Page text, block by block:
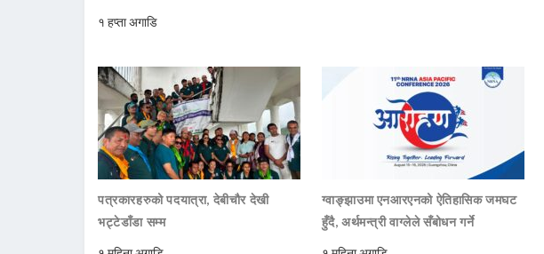
१ हप्ता अगाडि
पत्रकारहरुको पदयात्रा, देबीचौर देखी
भट्टेडाँडा सम्म
ग्वाङ्झाउमा एनआरएनको ऐतिहासिक जमघट
हुँदै, अर्थमन्त्री वाग्लेले सँबोधन गर्ने